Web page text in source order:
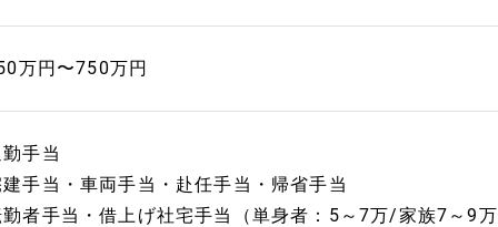
万円〜750万円
手当
手当・車両手当・赴任手当・帰省手当
者手当・借上げ社宅手当（単身者：5～7万/家族7～9万